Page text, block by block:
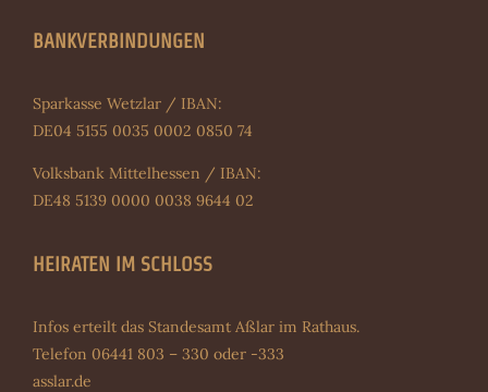
BANKVERBINDUNGEN
Sparkasse Wetzlar / IBAN:
DE04 5155 0035 0002 0850 74
Volksbank Mittelhessen / IBAN:
DE48 5139 0000 0038 9644 02
HEIRATEN IM SCHLOSS
Infos erteilt das Standesamt Aßlar im Rathaus.
Telefon 06441 803 – 330 oder -333
asslar.de